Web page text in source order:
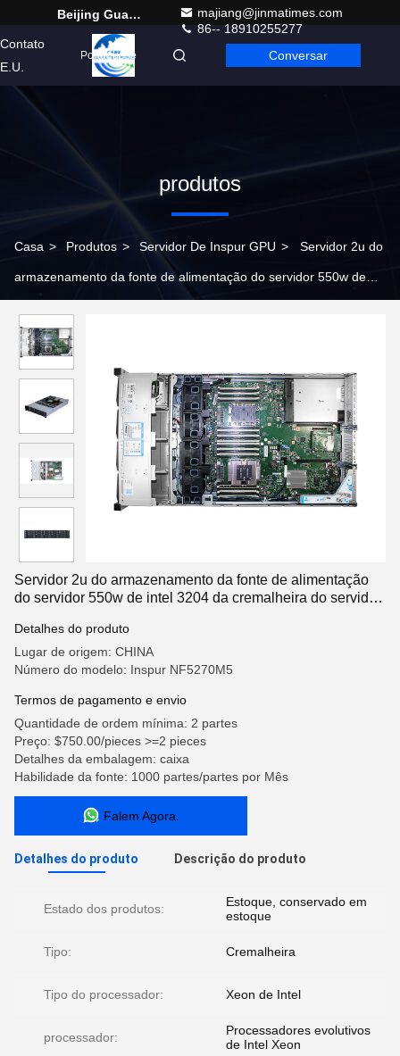
Beijing Guangtian Runze Technology Co., Ltd.
majiang@jinmatimes.com
86-- 18910255277
Contato
E.U.
Portuguese Conversar
produtos
Casa > Produtos > Servidor De Inspur GPU > Servidor 2u do
armazenamento da fonte de alimentação do servidor 550w de
Servidor 2u do armazenamento da fonte de alimentação
do servidor 550w de intel 3204 da cremalheira do servidor
Detalhes do produto
Lugar de origem: CHINA
Número do modelo: Inspur NF5270M5
Termos de pagamento e envio
Quantidade de ordem mínima: 2 partes
Preço: $750.00/pieces >=2 pieces
Detalhes da embalagem: caixa
Habilidade da fonte: 1000 partes/partes por Mês
Falem Agora.
Detalhes do produto Descrição do produto
Estado dos produtos:
Estoque, conservado em
estoque
Tipo: Cremalheira
Tipo do processador: Xeon de Intel
processador:
Processadores evolutivos
de Intel Xeon